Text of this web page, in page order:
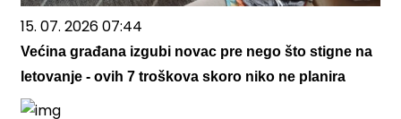
15. 07. 2026 07:44
Većina građana izgubi novac pre nego što stigne na
letovanje - ovih 7 troškova skoro niko ne planira